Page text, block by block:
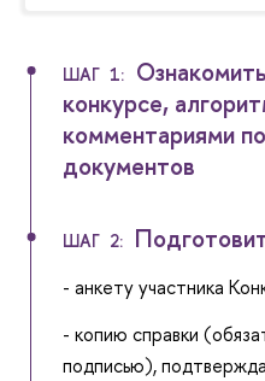
ШАГ 1:
конкурсе,
комментариями
документов
ШАГ 2:
- анкету участника
- копию справки
подписью),